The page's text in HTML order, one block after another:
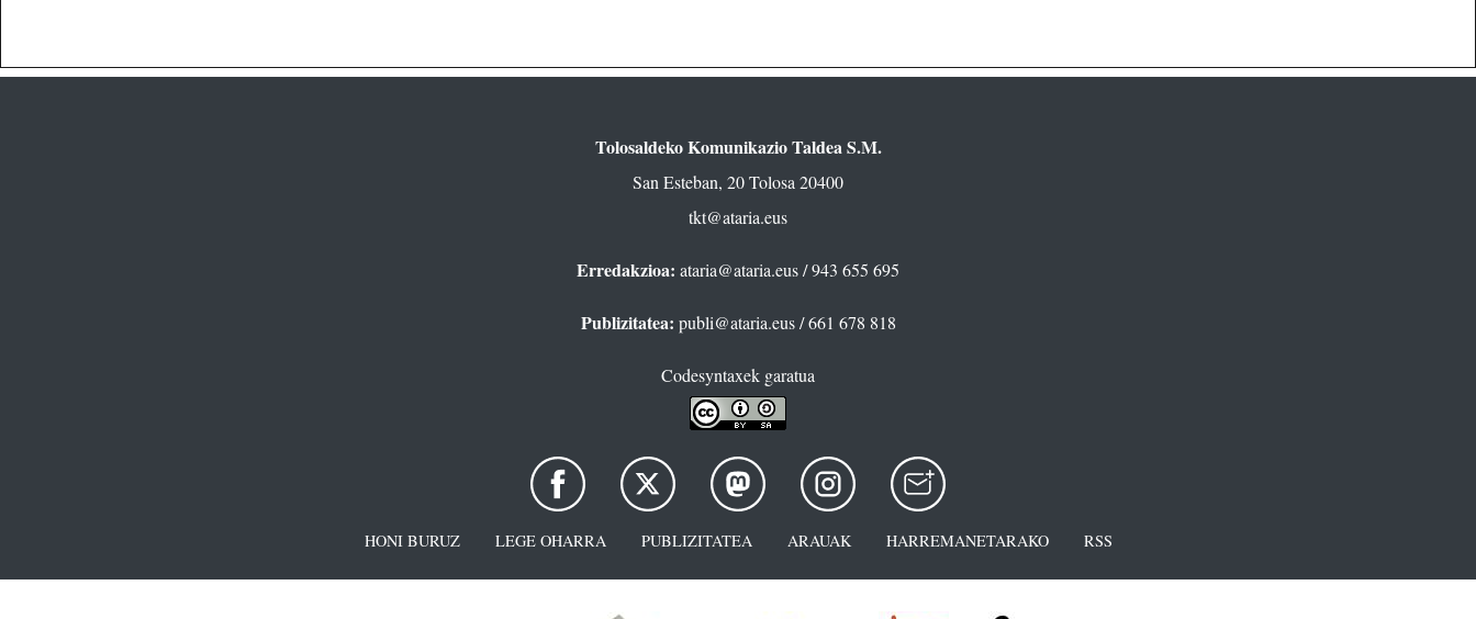
Tolosaldeko Komunikazio Taldea S.M.
San Esteban, 20 Tolosa 20400
tkt@ataria.eus
Erredakzioa: ataria@ataria.eus/ 943 655 695
Publizitatea: publi@ataria.eus/ 661 678 818
Codesyntaxek garatua
HONI BURUZ LEGE OHARRA PUBLIZITATEA ARAUAK HARREMANETARAKO RSS